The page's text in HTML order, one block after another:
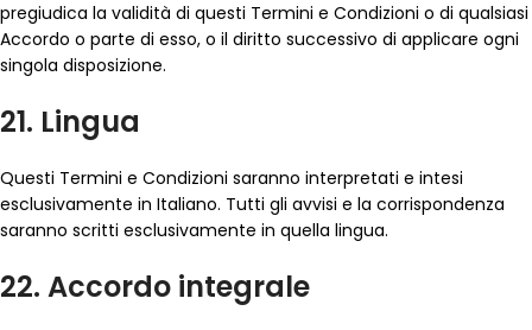
pregiudica la validità di questi Termini e Condizioni o di qualsiasi
Accordo o parte di esso, o il diritto successivo di applicare ogni
singola disposizione.
21. Lingua
Questi Termini e Condizioni saranno interpretati e intesi
esclusivamente in Italiano. Tutti gli avvisi e la corrispondenza
saranno scritti esclusivamente in quella lingua.
22. Accordo integrale